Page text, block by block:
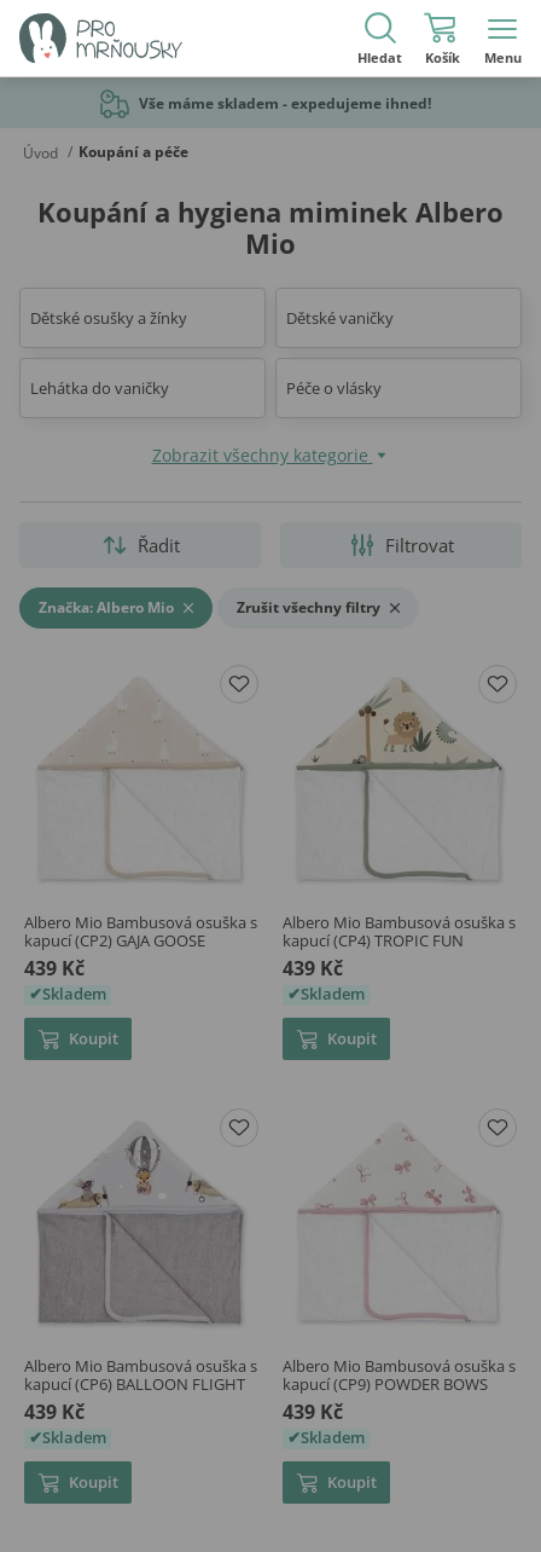
Hledat Košík Menu
Vše máme skladem - expedujeme ihned!
Úvod / Koupání a péče
Koupání a hygiena miminek Albero
Mio
Dětské osušky a žínky Dětské vaničky
Lehátka do vaničky Péče o vlásky
Zobrazit všechny kategorie
Filtrovat
Řadit
Značka: Albero Mio Zrušit všechny filtry
Albero Mio Bambusová osuška s
kapucí (CP2) GAJA GOOSE
439 Kč
Skladem
Koupit
Albero Mio Bambusová osuška s
kapucí (CP4) TROPIC FUN
439 Kč
Skladem
Koupit
Albero Mio Bambusová osuška s
kapucí (CP6) BALLOON FLIGHT
439 Kč
Skladem
Koupit
Albero Mio Bambusová osuška s
kapucí (CP9) POWDER BOWS
439 Kč
Skladem
Koupit